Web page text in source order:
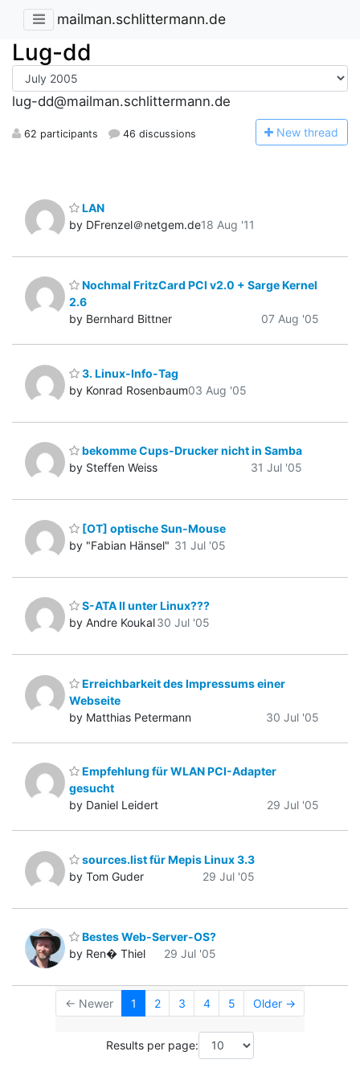
mailman.schlittermann.de
Lug-dd
lug-dd@mailman.schlittermann.de
62 participants 46 discussions New thread
LAN
by DFrenzel＠netgem.de18 Aug '11
Nochmal FritzCard PCI v2.0 + Sarge Kernel
2.6
by Bernhard Bittner
07 Aug '05
3. Linux-Info-Tag
by Konrad Rosenbaum03 Aug '05
bekomme Cups-Drucker nicht in Samba
by Steffen Weiss
31 Jul '05
[OT] optische Sun-Mouse
by "Fabian Hänsel" 31 Jul '05
S-ATA II unter Linux???
by Andre Koukal30 Jul '05
Erreichbarkeit des Impressums einer
Webseite
by Matthias Petermann
30 Jul '05
Empfehlung für WLAN PCI-Adapter
gesucht
by Daniel Leidert
29 Jul '05
sources.list für Mepis Linux 3.3
by Tom Guder
29 Jul '05
Bestes Web-Server-OS?
by Ren� Thiel
29 Jul '05
← Newer 1 2 3 4 5 Older →
Results per page: